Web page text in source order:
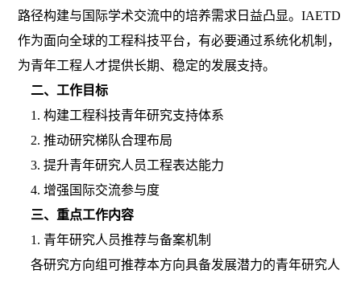
路径构建与国际学术交流中的培养需求日益凸显。IAETD
作为面向全球的工程科技平台，有必要通过系统化机制，
为青年工程人才提供长期、稳定的发展支持。
二、工作目标
1. 构建工程科技青年研究支持体系
2. 推动研究梯队合理布局
3. 提升青年研究人员工程表达能力
4. 增强国际交流参与度
三、重点工作内容
1. 青年研究人员推荐与备案机制
各研究方向组可推荐本方向具备发展潜力的青年研究人